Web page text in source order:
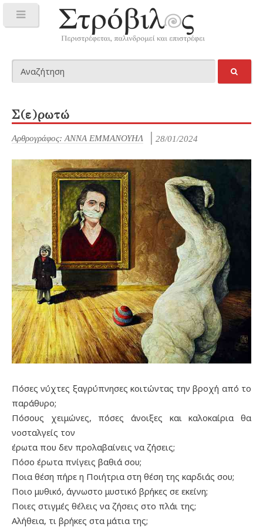
Σ(ε)ρωτώ
Αρθρογράφος: ANNA EMMAΝΟΥΗΛ 28/01/2024
Πόσες νύχτες ξαγρύπνησες κοιτώντας την βροχή από το
παράθυρο;
Πόσους χειμώνες, πόσες άνοιξες και καλοκαίρια θα
νοσταλγείς τον
έρωτα που δεν προλαβαίνεις να ζήσεις;
Πόσο έρωτα πνίγεις βαθιά σου;
Ποια θέση πήρε η Ποιήτρια στη θέση της καρδιάς σου;
Ποιο μυθικό, άγνωστο μυστικό βρήκες σε εκείνη;
Ποιες στιγμές θέλεις να ζήσεις στο πλάι της;
Αλήθεια, τι βρήκες στα μάτια της;